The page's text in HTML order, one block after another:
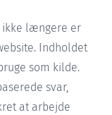
ikke længere er
Indholdet
som kilde.
svar,
at arbejde